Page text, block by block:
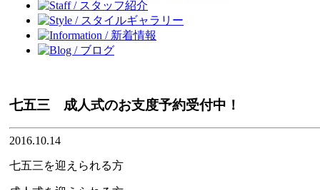
七五三 成人式のお支度予約受付中！
2016.10.14
七五三を迎えられる方